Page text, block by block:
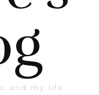
and my life